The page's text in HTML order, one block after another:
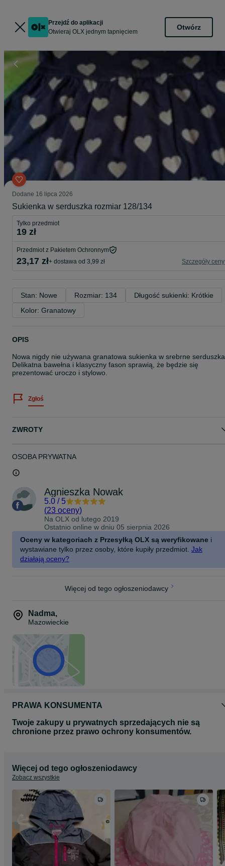
Przejdź do aplikacji
Otwieraj OLX jednym tapnięciem
Otwórz
Dodane 16 lipca 2026
Sukienka w serduszka rozmiar 128/134
Tylko przedmiot
19 zł
Przedmiot z Pakietem Ochronnym
23,17 zł+ dostawa od 3,99 zł Szczegóły ceny
Stan: Nowe Rozmiar: 134
Długość sukienki: Krótkie
Kolor: Granatowy
OPIS
Nowa nigdy nie używana granatowa sukienka w srebrne
Delikatna bawełna i klasyczny fason sprawią, że będzie się
prezentować uroczo i stylowo.
Zgłoś
ZWROTY
OSOBA PRYWATNA
Agnieszka Nowak
5.0 / 5
(23 oceny)
Na OLX od lutego 2019
Ostatnio online w dniu 05 sierpnia 2026
Oceny w kategoriach z Przesyłką OLX są weryfikowane i
wystawiane tylko przez osoby, które kupiły przedmiot. Jak
działają oceny?
Więcej od tego ogłoszeniodawcy
Nadma,
Mazowieckie
PRAWA KONSUMENTA
Twoje zakupy u prywatnych sprzedających nie są
chronione przez prawo ochrony konsumentów.
Więcej od tego ogłoszeniodawcy
Zobacz wszystkie